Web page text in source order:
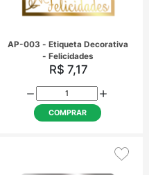
Ordem Alfabética
AP-003 - Etiqueta
- Felicidades
R$ 7,17